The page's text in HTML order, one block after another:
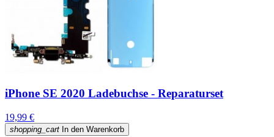
iPhone SE 2020 Ladebuchse - Reparaturset
19,99 €
shopping_cart In den Warenkorb